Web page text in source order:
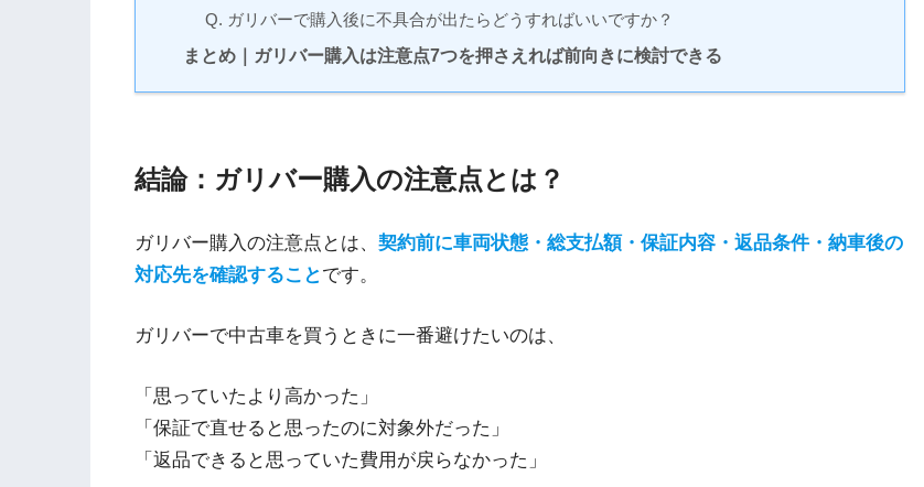
Q. ガリバーで購入後に不具合が出たらどうすればいいですか？
まとめ｜ガリバー購入は注意点7つを押さえれば前向きに検討できる
結論：ガリバー購入の注意点とは？
ガリバー購入の注意点とは、 契約前に車両状態・総支払額・保証内容・返品条件・納車後の
対応先を確認することです。
ガリバーで中古車を買うときに一番避けたいのは、
「思っていたより高かった」
「保証で直せると思ったのに対象外だった」
「返品できると思っていた費用が戻らなかった」